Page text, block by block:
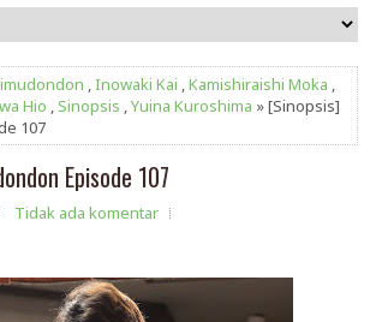
,Inowaki Kai ,Kamishiraishi Moka ,
Hio , Sinopsis ,Yuina Kuroshima » [Sinopsis]
107
Episode 107
Tidak ada komentar